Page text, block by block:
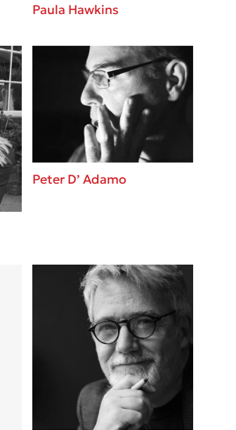
Paula Hawkins
Peter D’ Adamo